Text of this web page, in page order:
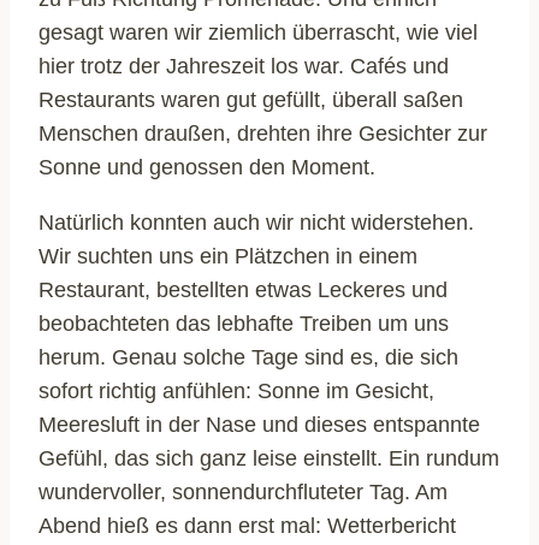
gesagt waren wir ziemlich überrascht, wie viel
hier trotz der Jahreszeit los war. Cafés und
Restaurants waren gut gefüllt, überall saßen
Menschen draußen, drehten ihre Gesichter zur
Sonne und genossen den Moment.
Natürlich konnten auch wir nicht widerstehen.
Wir suchten uns ein Plätzchen in einem
Restaurant, bestellten etwas Leckeres und
beobachteten das lebhafte Treiben um uns
herum. Genau solche Tage sind es, die sich
sofort richtig anfühlen: Sonne im Gesicht,
Meeresluft in der Nase und dieses entspannte
Gefühl, das sich ganz leise einstellt. Ein rundum
wundervoller, sonnendurchfluteter Tag. Am
Abend hieß es dann erst mal: Wetterbericht